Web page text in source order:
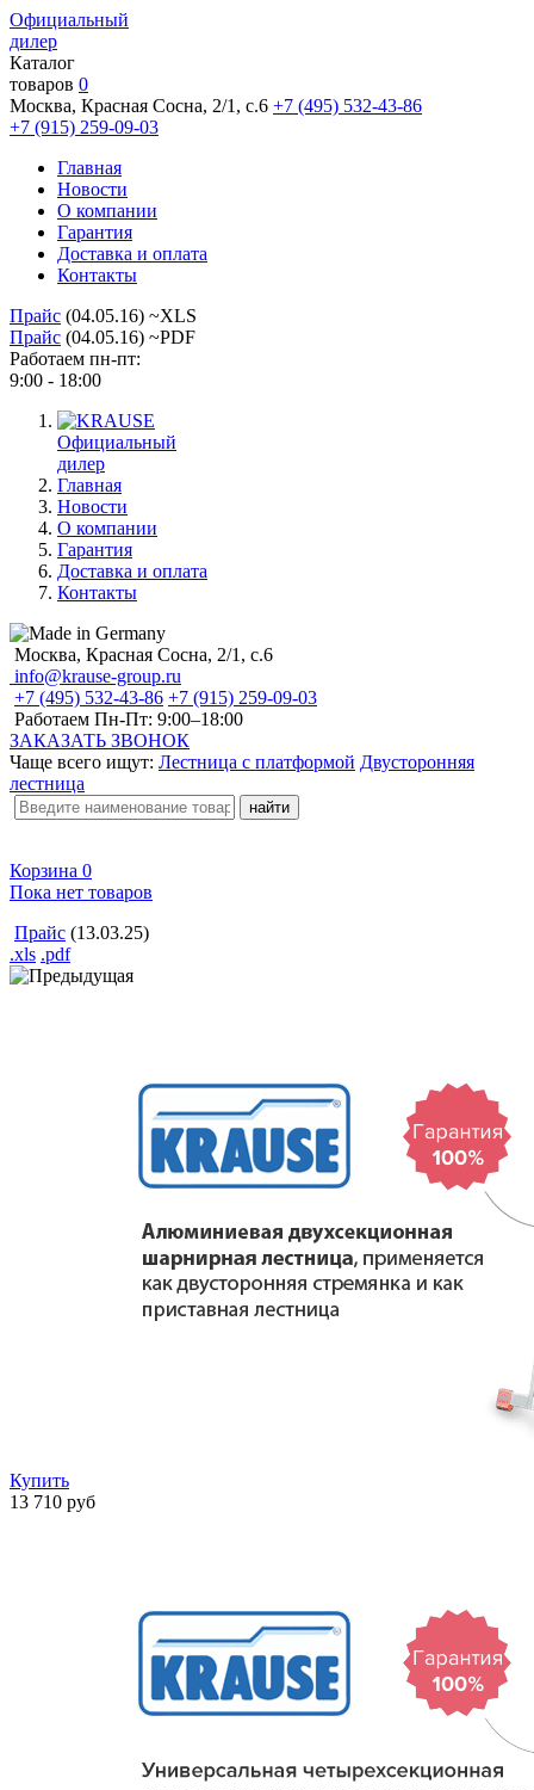
Официальный
дилер
Каталог
товаров 0
Москва, Красная Сосна, 2/1, с.6 +7 (495) 532-43-86
+7 (915) 259-09-03
Главная
Новости
О компании
Гарантия
Доставка и оплата
Контакты
Прайс (04.05.16) ~XLS
Прайс (04.05.16) ~PDF
Работаем пн-пт:
9:00 - 18:00
Официальный
дилер
Главная
Новости
О компании
Гарантия
Доставка и оплата
Контакты
Москва, Красная Сосна, 2/1, с.6
info@krause-group.ru
+7 (495) 532-43-86 +7 (915) 259-09-03
Работаем Пн-Пт: 9:00–18:00
ЗАКАЗАТЬ ЗВОНОК
Чаще всего ищут: Лестница с платформой Двусторонняя
лестница
Корзина 0
Пока нет товаров
Прайс (13.03.25)
.xls .pdf
Купить
13 710 руб